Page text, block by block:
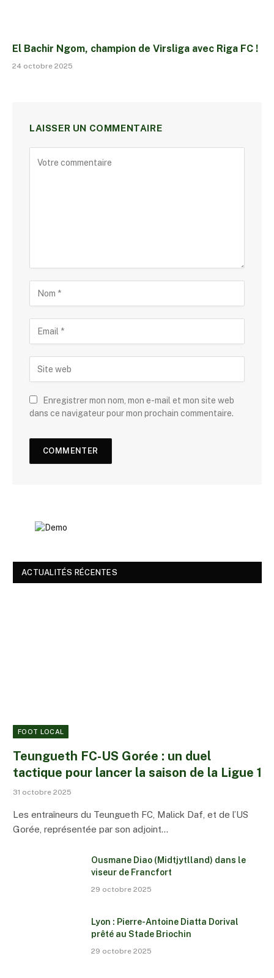
El Bachir Ngom, champion de Virsliga avec Riga FC !
24 octobre 2025
LAISSER UN COMMENTAIRE
Enregistrer mon nom, mon e-mail et mon site web
dans ce navigateur pour mon prochain commentaire.
ACTUALITÉS RÉCENTES
FOOT LOCAL
Teungueth FC-US Gorée : un duel
tactique pour lancer la saison de la Ligue 1
31 octobre 2025
Les entraîneurs du Teungueth FC, Malick Daf, et de l’US
Gorée, représentée par son adjoint…
Ousmane Diao (Midtjytlland) dans le
viseur de Francfort
29 octobre 2025
Lyon : Pierre-Antoine Diatta Dorival
prêté au Stade Briochin
29 octobre 2025